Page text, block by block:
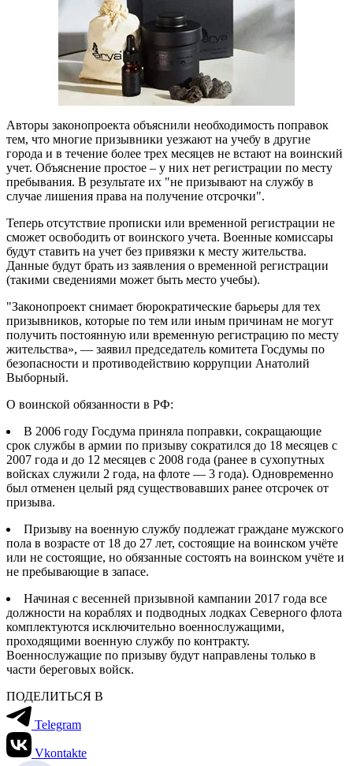
Авторы законопроекта объяснили необходимость поправок
тем, что многие призывники уезжают на учебу в другие
города и в течение более трех месяцев не встают на воинский
учет. Объяснение простое – у них нет регистрации по месту
пребывания. В результате их "не призывают на службу в
случае лишения права на получение отсрочки".
Теперь отсутствие прописки или временной регистрации не
сможет освободить от воинского учета. Военные комиссары
будут ставить на учет без привязки к месту жительства.
Данные будут брать из заявления о временной регистрации
(такими сведениями может быть место учебы).
"Законопроект снимает бюрократические барьеры для тех
призывников, которые по тем или иным причинам не могут
получить постоянную или временную регистрацию по месту
жительства», — заявил председатель комитета Госдумы по
безопасности и противодействию коррупции Анатолий
Выборный.
О воинской обязанности в РФ:
В 2006 году Госдума приняла поправки, сокращающие
срок службы в армии по призыву сократился до 18 месяцев с
2007 года и до 12 месяцев с 2008 года (ранее в сухопутных
войсках служили 2 года, на флоте — 3 года). Одновременно
был отменен целый ряд существовавших ранее отсрочек от
призыва.
Призыву на военную службу подлежат граждане мужского
пола в возрасте от 18 до 27 лет, состоящие на воинском учёте
или не состоящие, но обязанные состоять на воинском учёте и
не пребывающие в запасе.
Начиная с весенней призывной кампании 2017 года все
должности на кораблях и подводных лодках Северного флота
комплектуются исключительно военнослужащими,
проходящими военную службу по контракту.
Военнослужащие по призыву будут направлены только в
части береговых войск.
ПОДЕЛИТЬСЯ В
Telegram
Vkontakte